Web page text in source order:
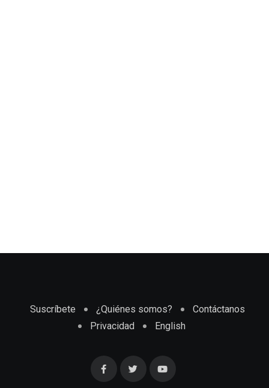
Suscríbete ¿Quiénes somos?
Contáctanos
Privacidad
English